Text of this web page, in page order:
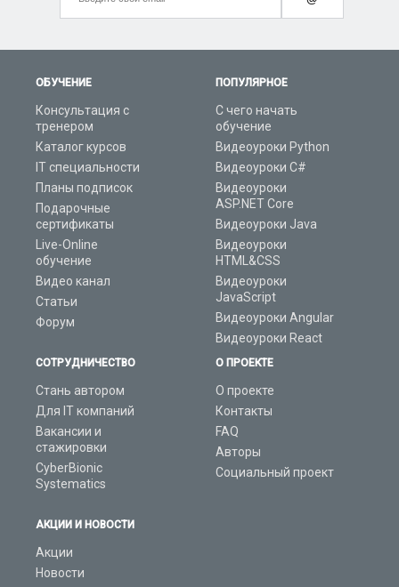
ОБУЧЕНИЕ
Консультация с
тренером
Каталог курсов
IT специальности
Планы подписок
Подарочные
сертификаты
Live-Online
обучение
Видео канал
Статьи
Форум
ПОПУЛЯРНОЕ
С чего начать
обучение
Видеоуроки Python
Видеоуроки C#
Видеоуроки
ASP.NET Core
Видеоуроки Java
Видеоуроки
HTML&CSS
Видеоуроки
JavaScript
Видеоуроки Angular
Видеоуроки React
СОТРУДНИЧЕСТВО
Стань автором
Для IT компаний
Вакансии и
стажировки
CyberBionic
Systematics
АКЦИИ И НОВОСТИ
Акции
Новости
О ПРОЕКТЕ
О проекте
Контакты
FAQ
Авторы
Социальный проект